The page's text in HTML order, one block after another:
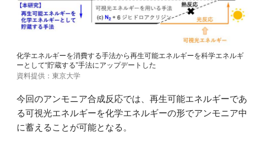
化学エネルギーを消費する手法から再生可能エネルギーを科学エネルギ
ーとして“貯蔵する”手法にアップデートした
資料提供：東京大学
今回のアンモニア合成反応では、再生可能エネルギーであ
る可視光エネルギーを化学エネルギーの形でアンモニア中
に蓄えることが可能となる。